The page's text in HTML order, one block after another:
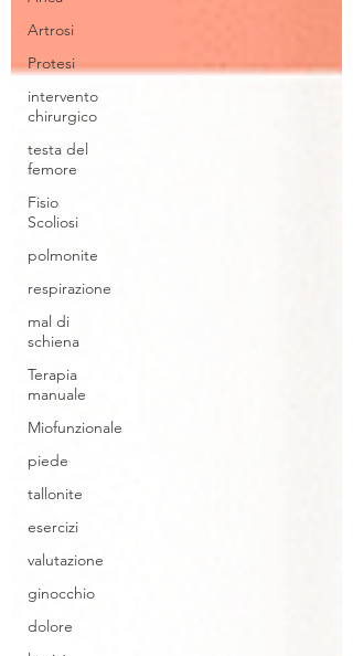
Artrosi
Protesi
intervento
chirurgico
testa del
femore
Fisio
Scoliosi
polmonite
respirazione
mal di
schiena
Terapia
manuale
Miofunzionale
piede
tallonite
esercizi
valutazione
ginocchio
dolore